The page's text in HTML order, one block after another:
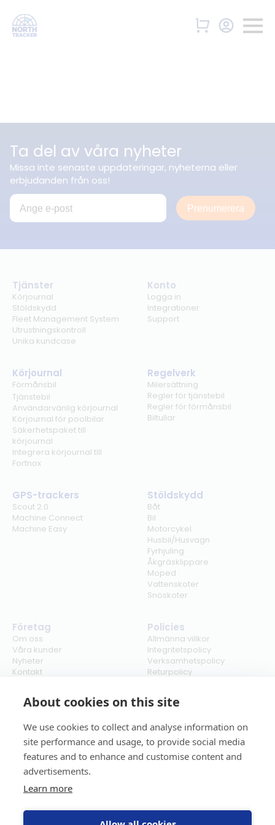
About cookies on this site
We use cookies to collect and analyse information on
site performance and usage, to provide social media
features and to enhance and customise content and
advertisements.
Learn more
Ta del av våra nyheter
Missa inte senaste uppdateringar, nyheterna eller
erbjudanden från oss!
Prenumerera
Tjänster
Körjournal
Stöldskydd
Fleet Management System
Utrustningskontroll
Unika kundcase
Konto
Logga in
Integrationer
Support
Körjournal
Förmånsbil
Tjänstebil
Användarvänlig körjournal
Körjournal för poolbilar
Säkerhetspaket till
körjournal
Integrera körjournal till
Fortnox
Regelverk
Milersättning
Regler för tjänstebil
Regler för förmånsbil
Biltullar
GPS-trackers
Scout 2.0
Machine Connect
Machine Easy
Stöldskydd
Båt
Bil
Motorcykel
Husbil/Husvagn
Fyrhjuling
Åkgräsklippare
Moped
Vattenskoter
Snöskoter
Företag
Om oss
Våra kunder
Nyheter
Kontakt
Policies
Allmänna villkor
Integritetspolicy
Verksamhetspolicy
Returpolicy
Cookies